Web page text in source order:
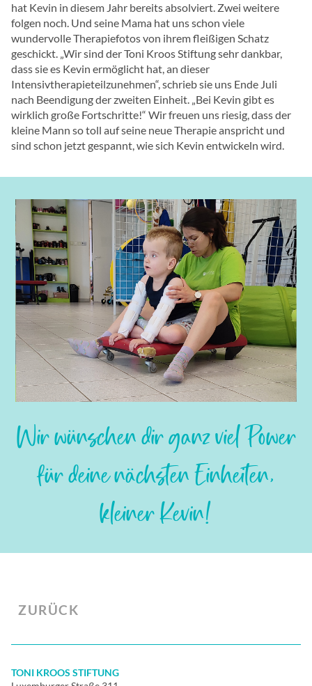
hat Kevin in diesem Jahr bereits absolviert. Zwei weitere
folgen noch. Und seine Mama hat uns schon viele
wundervolle Therapiefotos von ihrem fleißigen Schatz
geschickt. „Wir sind der Toni Kroos Stiftung sehr dankbar,
dass sie es Kevin ermöglicht hat, an dieser
Intensivtherapieteilzunehmen“, schrieb sie uns Ende Juli
nach Beendigung der zweiten Einheit. „Bei Kevin gibt es
wirklich große Fortschritte!“ Wir freuen uns riesig, dass der
kleine Mann so toll auf seine neue Therapie anspricht und
sind schon jetzt gespannt, wie sich Kevin entwickeln wird.
Wir wünschen dir ganz viel Power
für deine nächsten Einheiten,
kleiner Kevin!
ZURÜCK
TONI KROOS STIFTUNG